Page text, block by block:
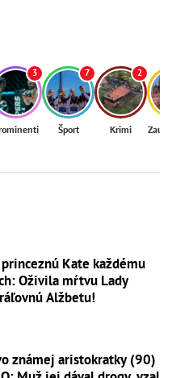
3 7
Šport
2
Krimi
Kate každému
Oživila mŕtvu Lady
Alžbetu!
známej aristokratky (90)